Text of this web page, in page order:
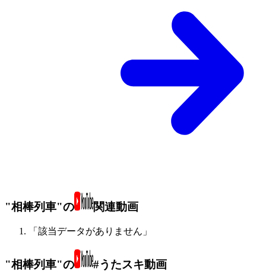
"相棒列車"の 関連動画
「該当データがありません」
"相棒列車"の #うたスキ動画